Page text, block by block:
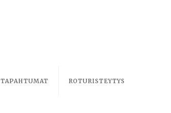
TAPAHTUMAT ROTURISTEYTYS